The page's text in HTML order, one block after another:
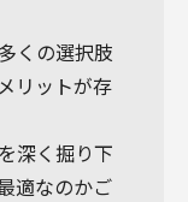
くの選択肢
リットが存
深く掘り下
適なのかご